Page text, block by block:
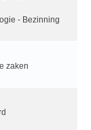
- Bezinning
zaken